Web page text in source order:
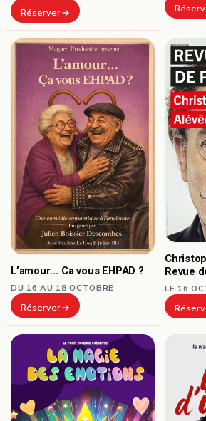
Réserver
L’amour… Ca vous EHPAD ?
DU 16 AU 18 OCTOBRE
Réserver
Revue
LE 16